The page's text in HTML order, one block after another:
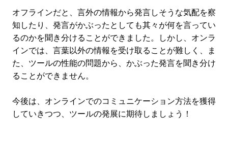
オフラインだと、言外の情報から発言しそうな気配を察
知したり、発言がかぶったとしても其々が何を言ってい
るのかを聞き分けることができました。しかし、オンラ
インでは、言葉以外の情報を受け取ることが難しく、ま
た、ツールの性能の問題から、かぶった発言を聞き分け
ることができません。
今後は、オンラインでのコミュニケーション方法を獲得
していきつつ、ツールの発展に期待しましょう！